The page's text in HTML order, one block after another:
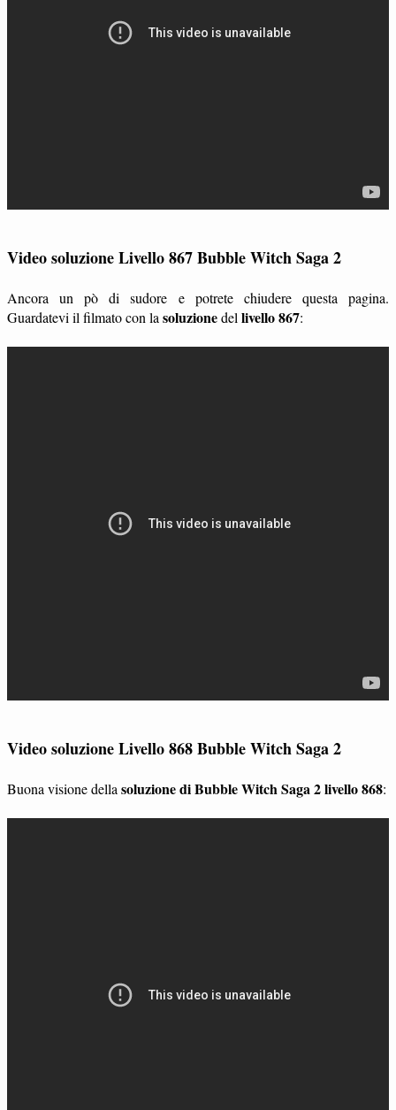
Video soluzione Livello 867 Bubble Witch Saga 2
Ancora un pò di sudore e potrete chiudere questa pagina.
Guardatevi il filmato con la soluzionedel livello 867:
Video soluzione Livello 868 Bubble Witch Saga 2
Buona visione della soluzione di Bubble Witch Saga 2 livello 868: